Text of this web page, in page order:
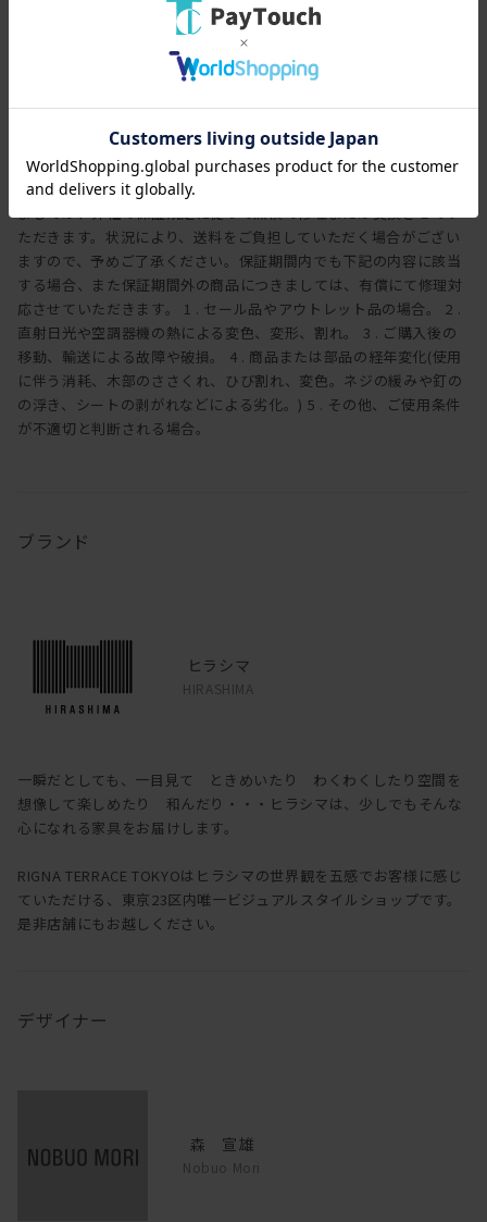
より3年間の製品保証を致します。また製品に付属する照明やコン
セントなどの電気用品に関しましては、1年間の保証を致します。
万一製造上、および構造設計上の欠陥による不良、破損などにつき
ましては、弊社の保証規定に従って無償で修理または交換させてい
ただきます。状況により、送料をご負担していただく場合がござい
ますので、予めご了承ください。保証期間内でも下記の内容に該当
する場合、また保証期間外の商品につきましては、有償にて修理対
応させていただきます。 1 . セール品やアウトレット品の場合。 2 .
直射日光や空調器機の熱による変色、変形、割れ。 3 . ご購入後の
移動、輸送による故障や破損。 4 . 商品または部品の経年変化(使用
に伴う消耗、木部のささくれ、ひび割れ、変色。ネジの緩みや釘の
の浮き、シートの剥がれなどによる劣化。) 5 . その他、ご使用条件
が不適切と判断される場合。
ブランド
ヒラシマ
HIRASHIMA
一瞬だとしても、一目見て ときめいたり わくわくしたり空間を
想像して楽しめたり 和んだり・・・ヒラシマは、少しでもそんな
心になれる家具をお届けします。
RIGNA TERRACE TOKYOはヒラシマの世界観を五感でお客様に感じ
ていただける、東京23区内唯一ビジュアルスタイルショップです。
是非店舗にもお越しください。
デザイナー
森 宣雄
Nobuo Mori